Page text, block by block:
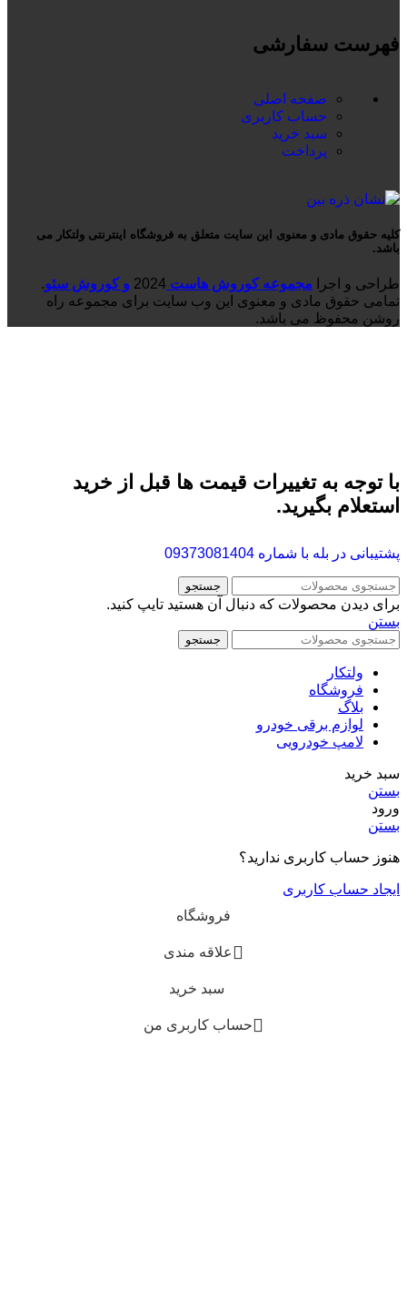
فهرست سفارشی
صفحه اصلی
حساب کاربری
سبد خرید
پرداخت
کلیه حقوق مادی و معنوی این سایت متعلق به فروشگاه اینترنتی ولتکار می
باشد.
طراحی و اجرا مجموعه کوروش هاست 2024 و کوروش سئو.
تمامی حقوق مادی و معنوی این وب سایت برای مجموعه راه
روشن محفوظ می باشد.
با توجه به تغییرات قیمت ها قبل از خرید
استعلام بگیرید.
پشتیبانی در بله با شماره 09373081404
جستجو
برای دیدن محصولات که دنبال آن هستید تایپ کنید.
بستن
جستجو
ولتکار
فروشگاه
بلاگ
لوازم برقی خودرو
لامپ خودرویی
سبد خرید
بستن
ورود
بستن
هنوز حساب کاربری ندارید؟
ایجاد حساب کاربری
فروشگاه
علاقه مندی
سبد خرید
حساب کاربری من